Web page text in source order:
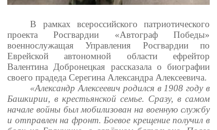
В рамках всероссийского патриотического
проекта Росгвардии «Автограф Победы»
военнослужащая Управления Росгвардии по
Еврейской автономной области ефрейтор
Валентина Добронецкая рассказала о биографии
своего прадеда Серегина Александра Алексеевича.
«Александр Алексеевич родился в 1908 году в
Башкирии, в крестьянской семье. Сразу, в самом
начале войны был мобилизован на военную службу
и отправлен на фронт. Боевое крещение получил в